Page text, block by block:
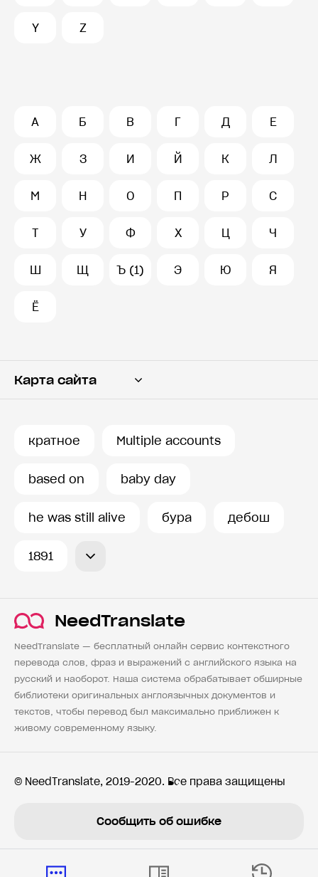
Y Z
А Б В Г Д Е
Ж З И Й К Л
М Н О П Р С
Т У Ф Х Ц Ч
Ш Щ Ъ (1) Э Ю Я
Ё
Карта сайта
кратное Multiple accounts
based on baby day
he was still alive бура дебош
1891
NeedTranslate
NeedTranslate — бесплатный онлайн сервис контекстного
перевода слов, фраз и выражений с английского языка на
русский и наоборот. Наша система обрабатывает обширные
библиотеки оригинальных англоязычных документов и
текстов, чтобы перевод был максимально приближен к
живому современному языку.
© NeedTranslate, 2019-2020. Все права защищены
Сообщить об ошибке